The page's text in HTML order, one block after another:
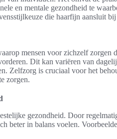
en mentale gezondheid te
die haarfijn aansluit
mensen voor zichzelf zorgen
Dit kan variëren van
Zelfzorg is cruciaal voor het
zorgen.
gezondheid. Door
beter in balans voelen.